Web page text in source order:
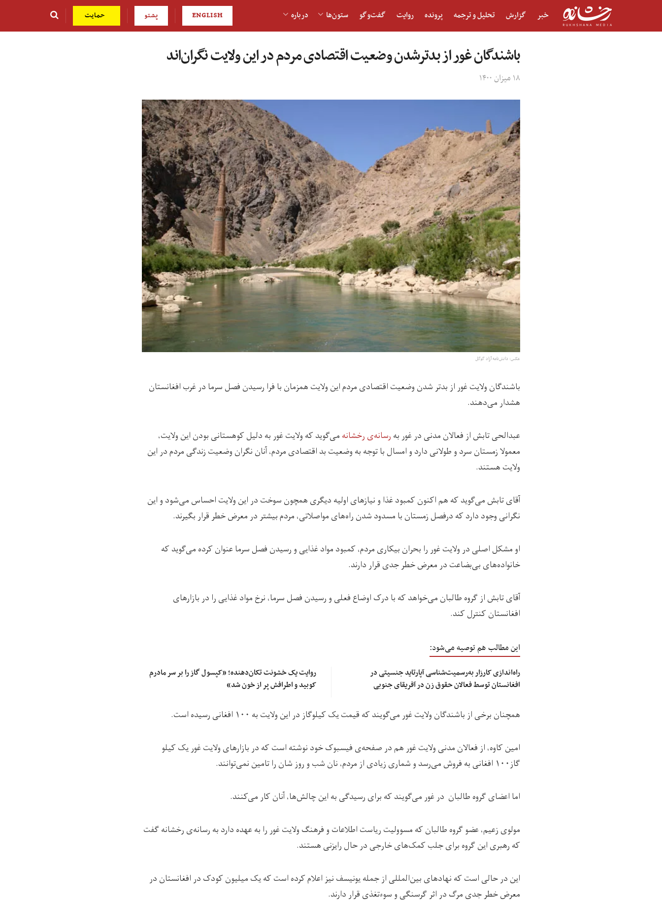
خبر گزارش تحلیل و ترجمه پرونده روایت گفت‌و‎گو ستون‌ها درباره ENGLISH پشتو حمایت
باشندگان غور از بدترشدن وضعیت اقتصادی مردم در این ولایت نگران‌اند
۱۸ میزان ۱۴۰۰
عکس: دانش‌نامه آزاد گوگل
باشندگان ولایت غور از بدتر شدن وضعیت اقتصادی مردم این ولایت همزمان با فرا رسیدن فصل سرما در غرب افغانستان
هشدار می‌دهند.
عبدالحی تابش از فعالان مدنی در غور بهرسانه‌ی رخشانهمی‌گوید که ولایت غور به دلیل کوهستانی بودن این ولایت،
معمولا زمستان سرد و طولانی دارد و امسال با توجه به وضعیت بد اقتصادی مردم، آنان نگران وضعیت زندگی مردم در این
ولایت هستند.
آقای تابش می‌گوید که هم اکنون کمبود غذا و نیازهای اولیه دیگری همچون سوخت در این ولایت احساس می‌شود و این
نگرانی وجود دارد که درفصل زمستان با مسدود شدن راه‌های مواصلاتی، مردم بیشتر در معرض خطر قرار بگیرند.
او مشکل اصلی در ولایت غور را بحران بیکاری مردم، کمبود مواد غذایی و رسیدن فصل سرما عنوان کرده می‌گوید که
خانواده‌های بی‌بضاعت در معرض خطر جدی قرار دارند.
آقای تابش از گروه طالبان می‌خواهد که با درک اوضاع فعلی و رسیدن فصل سرما، نرخ مواد غذایی را در بازارهای
افغانستان کنترل کند.
این مطالب هم توصیه می‌شود:
راه‌اندازی کارزار به‌رسمیت‌شناسی آپارتاید جنسیتی در
افغانستان توسط فعالان حقوق زن در آفریقای جنوبی
روایت یک خشونت تکان‌دهنده؛ «کپسول گاز را بر سر مادرم
کوبید و اطرافش پر از خون شد»
همچنان برخی از باشندگان ولایت غور می‌گویند که قیمت یک کیلوگاز در این ولایت به ۱۰۰ افغانی رسیده است.
امین کاوه، از فعالان مدنی ولایت غور هم در صفحه‌ی فیسبوک خود نوشته است که در بازارهای ولایت غور یک کیلو
گاز۱۰۰ افغانی به فروش می‌رسد و شماری زیادی از مردم، نان شب و روز شان را تامین نمی‌توانند.
اما اعضای گروه طالبان در غور می‌گویند که برای رسیدگی به این چالش‌ها، آنان کار می‌کنند.
مولوی زعیم، عضو گروه طالبان که مسوولیت ریاست اطلاعات و فرهنگ ولایت غور را به عهده دارد به رسانه‌ی رخشانه گفت
که رهبری این گروه برای جلب کمک‌های خارجی در حال رایزنی هستند.
این در حالی است که نهادهای بین‌المللی از جمله یونیسف نیز اعلام کرده است که یک میلیون کودک در افغانستان در
معرض خطر جدی مرگ در اثر گرسنگی و سوءتغذی قرار دارند.